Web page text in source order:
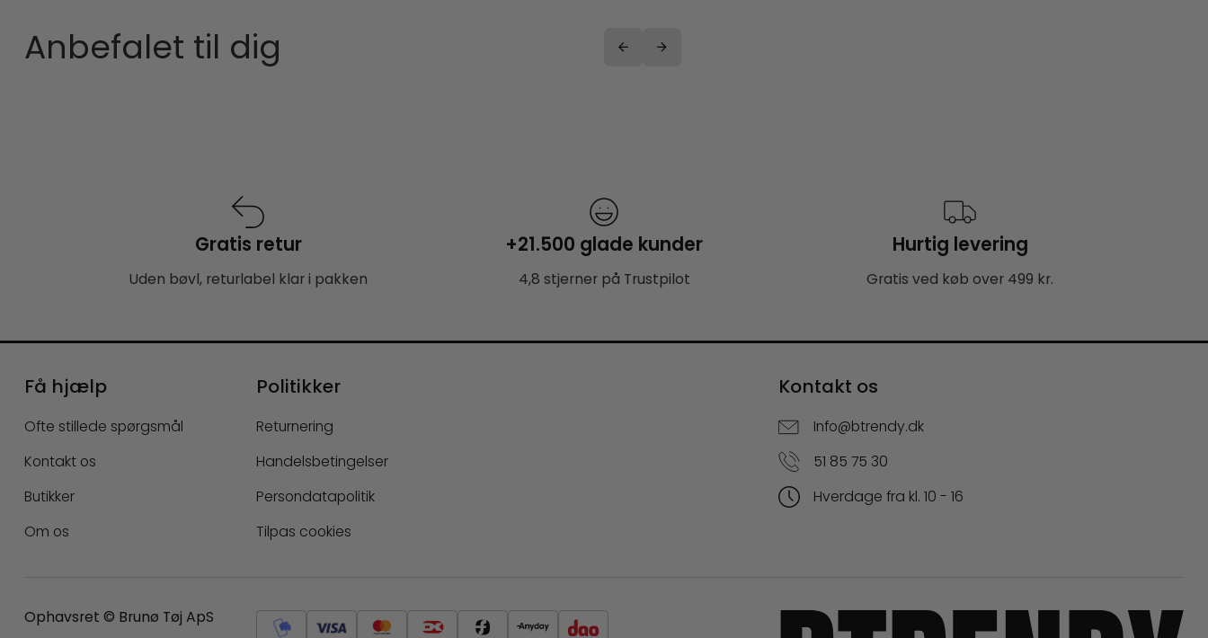
Anbefalet til dig
Gratis retur
Uden bøvl, returlabel klar i pakken
+21.500 glade kunder
4,8 stjerner på Trustpilot
Hurtig levering
Gratis ved køb over 499 kr.
Få hjælp
Ofte stillede spørgsmål
Kontakt os
Butikker
Om os
Politikker
Returnering
Handelsbetingelser
Persondatapolitik
Tilpas cookies
Kontakt os
Info@btrendy.dk
51 85 75 30
Hverdage fra kl. 10 - 16
Ophavsret © Brunø Tøj ApS